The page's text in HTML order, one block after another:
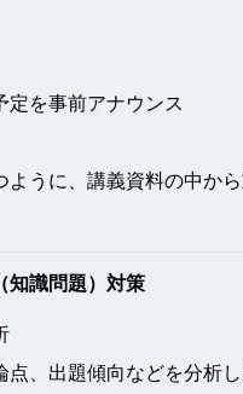
定を事前アナウンス
ように、講義資料の中か
識問題）対策
点、出題傾向などを分析